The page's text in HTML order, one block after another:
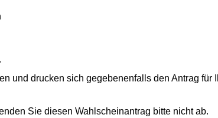
und drucken sich gegebenenfalls den Antrag für
Sie diesen Wahlscheinantrag bitte nicht ab.